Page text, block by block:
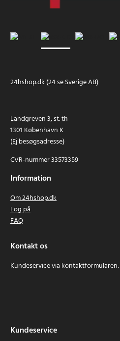
24hshop.dk (24 se Sverige AB)
Landgreven 3, st. th
1301 København K
(Ej besøgsadresse)
CVR-nummer 33573359
Information
Om 24hshop.dk
Log på
FAQ
Kontakt os
Kundeservice via kontaktformularen:
Kundeservice